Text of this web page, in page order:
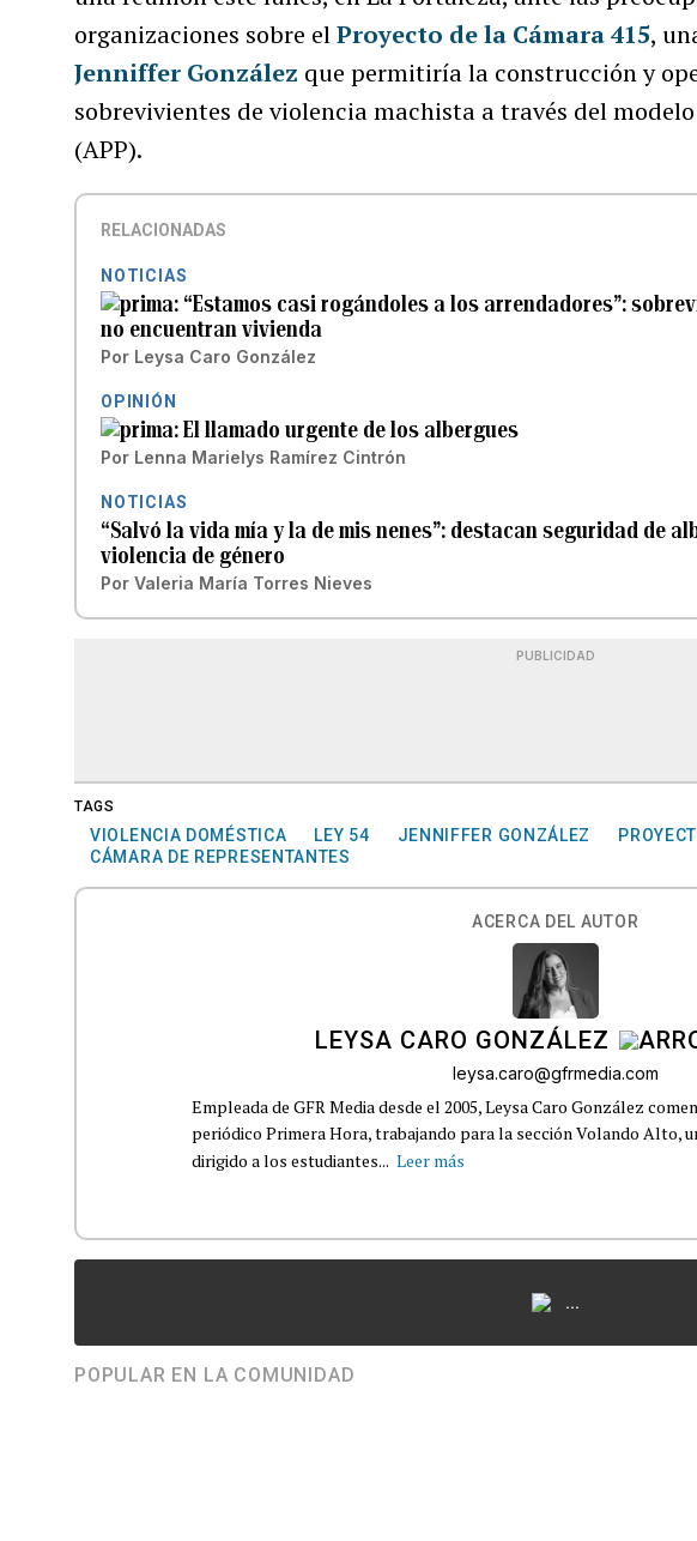
organizaciones sobre elProyecto de la Cámara 415,
Jenniffer González que permitiría la construcción y
sobrevivientes de violencia machista a través del
(APP).
RELACIONADAS
NOTICIAS
“Estamos casi rogándoles a los arrendadores”:
no encuentran vivienda
Por Leysa Caro González
OPINIÓN
El llamado urgente de los albergues
Por Lenna Marielys Ramírez Cintrón
NOTICIAS
“Salvó la vida mía y la de mis nenes”: destacan seguridad de
violencia de género
Por Valeria María Torres Nieves
PUBLICIDAD
TAGS
VIOLENCIA DOMÉSTICA LEY 54 JENNIFFER GONZÁLEZ
CÁMARA DE REPRESENTANTES
ACERCA DEL AUTOR
LEYSA CARO GONZÁLEZ
leysa.caro@gfrmedia.com
Empleada de GFR Media desde el 2005, Leysa Caro González
periódico Primera Hora, trabajando para la sección Volando Alto,
dirigido a los estudiantes... Leer más
...
POPULAR EN LA COMUNIDAD